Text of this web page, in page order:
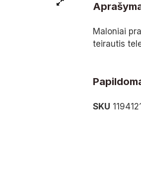
Maloniai
teirautis
SKU